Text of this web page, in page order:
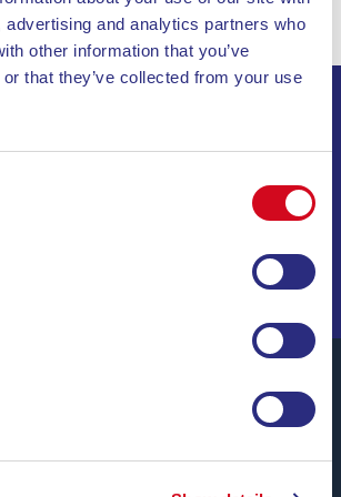
advertising and analytics partners who
other information that you’ve
that they’ve collected from your use
INVIA
SONDERANGEBOTE, TRAUMZIELE
Insel Elba.